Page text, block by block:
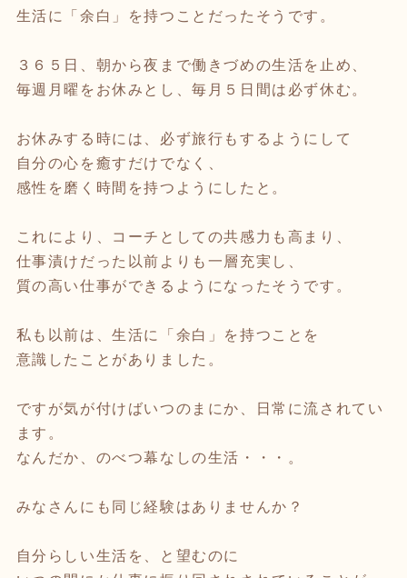
生活に「余白」を持つことだったそうです。
３６５日、朝から夜まで働きづめの生活を止め、
毎週月曜をお休みとし、毎月５日間は必ず休む。
お休みする時には、必ず旅行もするようにして
自分の心を癒すだけでなく、
感性を磨く時間を持つようにしたと。
これにより、コーチとしての共感力も高まり、
仕事漬けだった以前よりも一層充実し、
質の高い仕事ができるようになったそうです。
私も以前は、生活に「余白」を持つことを
意識したことがありました。
ですが気が付けばいつのまにか、日常に流されてい
ます。
なんだか、のべつ幕なしの生活・・・。
みなさんにも同じ経験はありませんか？
自分らしい生活を、と望むのに